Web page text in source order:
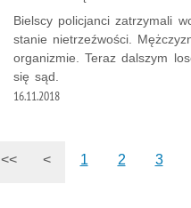
Bielscy policjanci zatrzymali
stanie nietrzeźwości.
organizmie. Teraz dalszym
się sąd.
16.11.2018
<< < 1 2 3